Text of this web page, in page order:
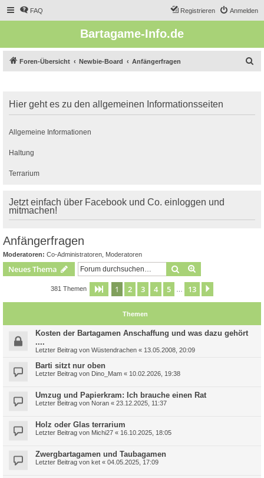
FAQ Anmelden
Registrieren
Bartagame-Info.de
Foren-Übersicht Newbie-Board Anfängerfragen
e
Hier geht es zu den allgemeinen Informationsseiten
Allgemeine Informationen
Haltung
Terrarium
Jetzt einfach über Facebook und Co. einloggen und
mitmachen!
Anfängerfragen
Moderatoren: Co-Administratoren Moderatoren
Neues Thema Suche
381 Themen Seite 1von 13
1 2 3 4 5 13
Themen
Kosten der Bartagamen Anschaffung und was dazu gehört
....
Letzter Beitrag von Wüstendrachen « 13.05.2008, 20:09
Barti sitzt nur oben
Letzter Beitrag von Dino_Mam « 10.02.2026, 19:38
Umzug und Papierkram: Ich brauche einen Rat
Letzter Beitrag von Noran « 23.12.2025, 11:37
Holz oder Glas terrarium
Letzter Beitrag von Michi27 « 16.10.2025, 18:05
Zwergbartagamen und Taubagamen
Letzter Beitrag von ket « 04.05.2025, 17:09